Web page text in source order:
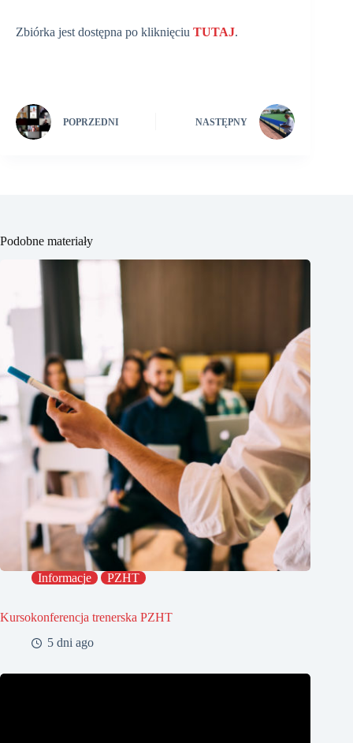
Zbiórka jest dostępna po kliknięciu TUTAJ.
POPRZEDNI NASTĘPNY
Podobne materiały
Informacje PZHT
Kursokonferencja trenerska PZHT
5 dni ago